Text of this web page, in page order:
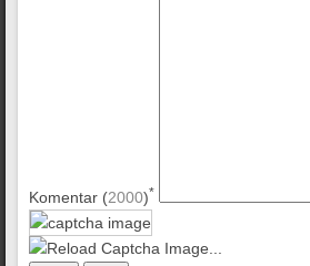
Komentar (2000)*